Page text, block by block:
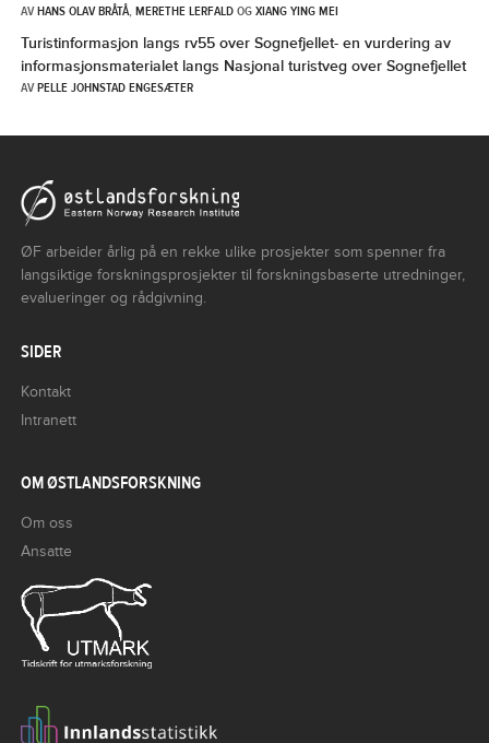
AVHANS OLAV BRÅTÅ,MERETHE LERFALDOGXIANG YING MEI
Turistinformasjon langs rv55 over Sognefjellet- en vurdering av
informasjonsmaterialet langs Nasjonal turistveg over Sognefjellet
AVPELLE JOHNSTAD ENGESÆTER
ØF arbeider årlig på en rekke ulike prosjekter som spenner fra
langsiktige forskningsprosjekter til forskningsbaserte utredninger,
evalueringer og rådgivning.
SIDER
Kontakt
Intranett
OM ØSTLANDSFORSKNING
Om oss
Ansatte